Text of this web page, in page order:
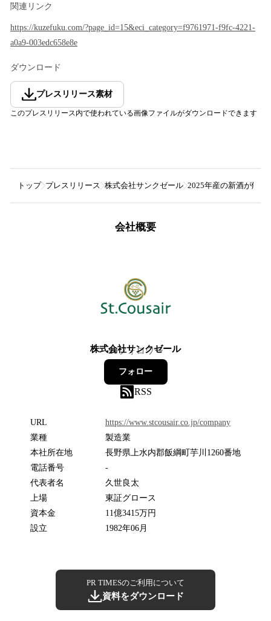
関連リンク
https://kuzefuku.com/?page_id=15&eci_category=f9761971-f9fc-4221-
a0a9-003edc658e8e
ダウンロード
プレスリリース素材
このプレスリリース内で使われている画像ファイルがダウンロードできます
トップ プレスリリース 株式会社サンクゼール 2025年産の新酒が解禁
会社概要
株式会社サンクゼール
26フォロワー
フォロー
RSS
URL
https://www.stcousair.co.jp/company
業種
製造業
本社所在地
長野県上水内郡飯綱町芋川1260番地
電話番号
-
代表者名
久世良太
上場
東証グロース
資本金
11億3415万円
設立
1982年06月
PR TIMESのご利用について
資料をダウンロード